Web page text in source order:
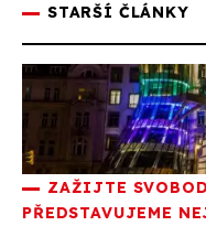
STARŠÍ ČLÁNKY
ZAŽIJTE
PŘEDSTAVUJEME